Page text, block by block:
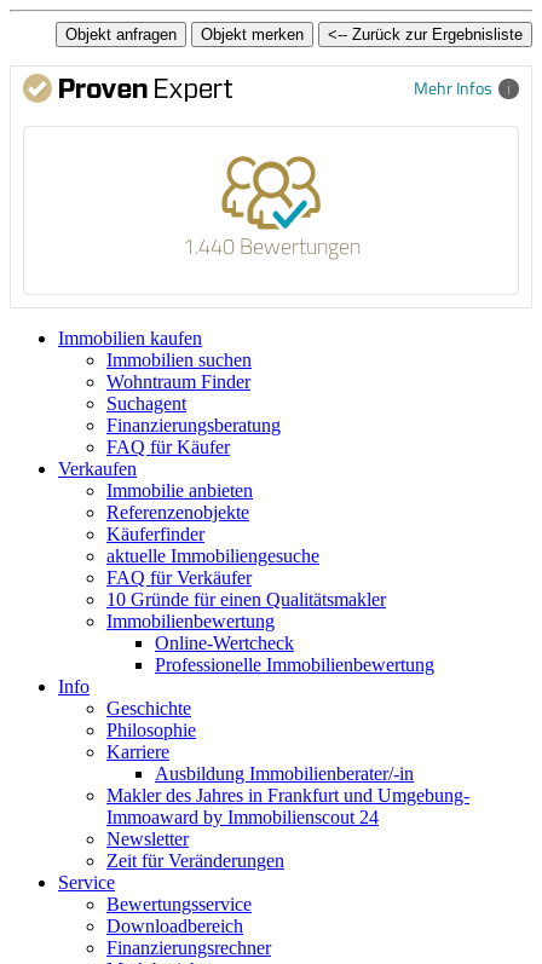
Mehr Infos
1.440 Bewertungen
Immobilien kaufen
Immobilien suchen
Wohntraum Finder
Suchagent
Finanzierungsberatung
FAQ für Käufer
Verkaufen
Immobilie anbieten
Referenzenobjekte
Käuferfinder
aktuelle Immobiliengesuche
FAQ für Verkäufer
10 Gründe für einen Qualitätsmakler
Immobilienbewertung
Online-Wertcheck
Professionelle Immobilienbewertung
Info
Geschichte
Philosophie
Karriere
Ausbildung Immobilienberater/-in
Makler des Jahres in Frankfurt und Umgebung-
Immoaward by Immobilienscout 24
Newsletter
Zeit für Veränderungen
Service
Bewertungsservice
Downloadbereich
Finanzierungsrechner